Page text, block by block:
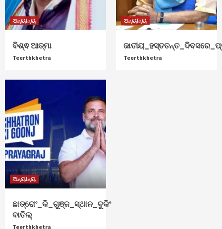
ଅନ୍ୟାନ୍ୟ
ବିଶ୍ଵ ଆତ୍ମା
Teerthkhetra
ଅନ୍ୟାନ୍ୟ
Teerthkhetra
ଅନ୍ୟାନ୍ୟ
ଛାତ୍ରୋଂ_କି_ଗୁଞ୍ଜ_ସ୍ଥାନ_ବୁକିଂ
ବାତିଲ୍
Teerthkhetra